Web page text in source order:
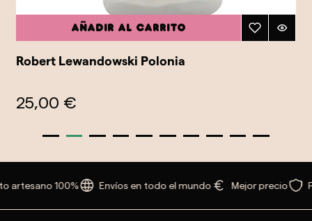
Añadir al carrito
Robert Lewandowski Polonia
25,00 €
artesano 100% Envíos en todo el mundo Mejor precio